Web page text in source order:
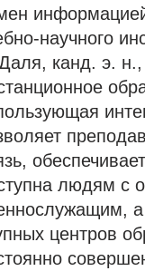
научного
канд. э.
людям с
центров